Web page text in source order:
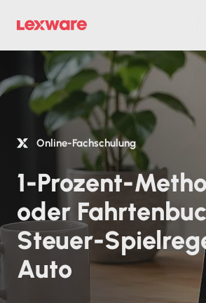
Online-Fachschulung
1-Prozent-
oder
Steuer-
Auto